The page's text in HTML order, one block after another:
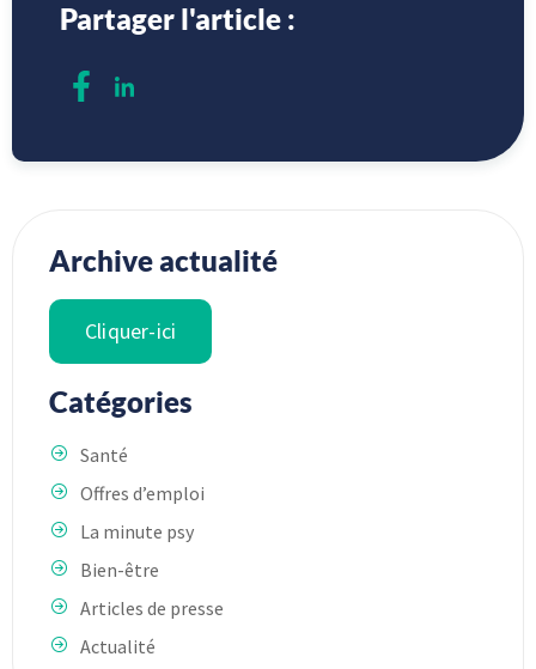
Partager l'article :
Archive actualité
Cliquer-ici
Catégories
Santé
Offres d’emploi
La minute psy
Bien-être
Articles de presse
Actualité